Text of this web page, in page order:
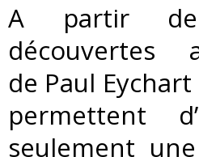
‎A partir
découvertes
de Paul
permettent
seulement